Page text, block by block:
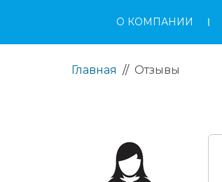
О КОМПАНИИ
Главная // Отзывы